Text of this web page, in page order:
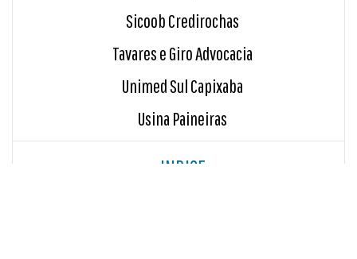
Sicoob Credirochas
Tavares e Giro Advocacia
Unimed Sul Capixaba
Usina Paineiras
INDICE